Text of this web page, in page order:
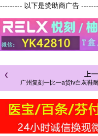
--------- 以下是赞助商广告
上
广州复刻一比一a货lv白灰鞋